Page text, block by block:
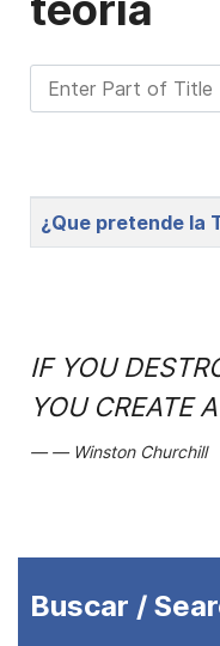
Enter Part of Title
Title
¿Que pretende la
IF YOU
YOU CREATE
Winston Churchill
Buscar /